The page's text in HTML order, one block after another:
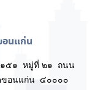
นแก่น
๑๕๑ หมู่ที่ ๒๑ ถนน
ขอนแก่น ๔๐๐๐๐